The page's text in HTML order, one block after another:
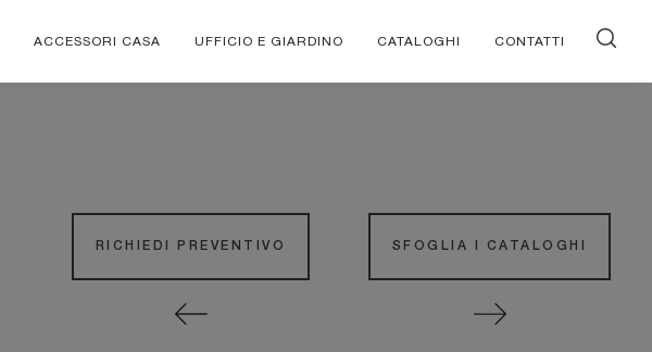
ACCESSORI CASA UFFICIO E GIARDINO CATALOGHI CONTATTI
RICHIEDI PREVENTIVO SFOGLIA I CATALOGHI